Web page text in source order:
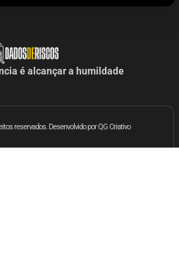
é alcançar a humildade
reservados. Desenvolvido por QG Criativo